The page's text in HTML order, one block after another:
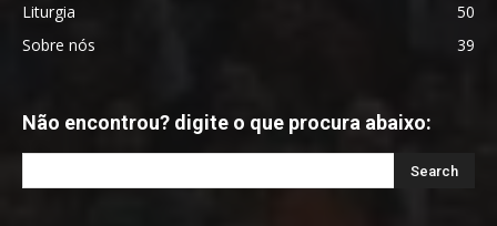
Liturgia
50
Sobre nós
39
Não encontrou? digite o que procura abaixo: